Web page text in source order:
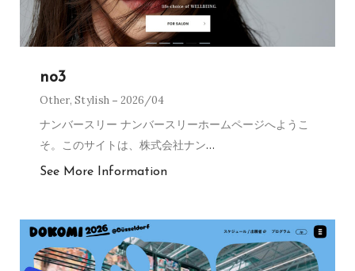
no3
Other,Stylish 2026/04
ナンバースリー ナンバースリーホームページへようこ
そ。このサイトは、株式会社ナン…
See More Information